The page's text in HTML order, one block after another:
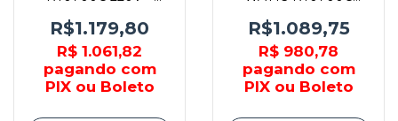
VONDER
R$1.179,80
R$ 1.061,82
pagando com
PIX ou Boleto
PÓ - MAKITA
R$1.089,75
R$ 980,78
pagando com
PIX ou Boleto